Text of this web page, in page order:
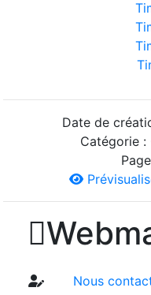
Date de
Catégorie :

Nous